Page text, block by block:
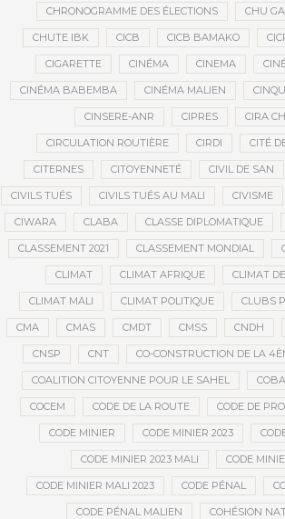
CHRONOGRAMME DES ÉLECTIONS CHU
CHUTE IBK CICB CICB BAMAKO
CIGARETTE CINÉMA CINEMA
CINÉMA BABEMBA CINÉMA MALIEN
CINSERE-ANR CIPRES CIRA
CIRCULATION ROUTIÈRE CIRDI CITÉ
CITERNES CITOYENNETÉ CIVIL DE SAN
CIVILS TUÉS CIVILS TUÉS AU MALI CIVISME
CIWARA CLABA CLASSE DIPLOMATIQUE
CLASSEMENT 2021 CLASSEMENT MONDIAL
CLIMAT CLIMAT AFRIQUE CLIMAT
CLIMAT MALI CLIMAT POLITIQUE CLUBS
CMA CMAS CMDT CMSS CNDH
CNSP CNT CO-CONSTRUCTION DE LA
COALITION CITOYENNE POUR LE SAHEL
COCEM CODE DE LA ROUTE CODE DE
CODE MINIER CODE MINIER 2023
CODE MINIER 2023 MALI CODE
CODE MINIER MALI 2023 CODE PÉNAL
CODE PÉNAL MALIEN COHÉSION